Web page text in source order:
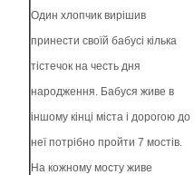
Один хлопчик вирішив
принести своїй бабусі кілька
тістечок на честь дня
народження. Бабуся живе в
іншому кінці міста і дорогою до
неї потрібно пройти 7 мостів.
На кожному мосту живе